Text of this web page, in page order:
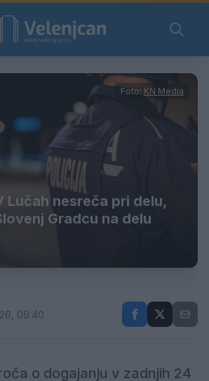
Foto: KN Media
Lučah nesreča pri delu,
Gradcu na delu
09:40
o dogajanju v zadnjih 24